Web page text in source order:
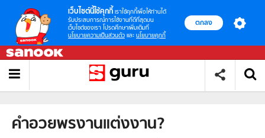
เว็บไซต์นี้ใช้คุกกี้ เราใช้คุกกี้เพื่อให้ท่านได้
รับประสบการณ์การใช้งานที่ดีที่สุดบน
เว็บไซต์ของเรา โปรดศึกษาเพิ่มเติมที่
นโยบายความเป็นส่วนตัว และ นโยบายคุกกี้
ตกลง
คำอวยพรงานแต่งงาน?